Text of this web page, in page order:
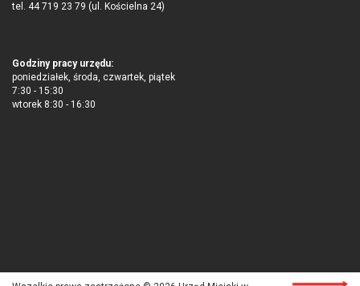
tel. 44 719 23 79 (ul. Kościelna 24)
Godziny pracy urzędu:
poniedziałek, środa, czwartek, piątek
7:30 - 15:30
wtorek 8:30 - 16:30